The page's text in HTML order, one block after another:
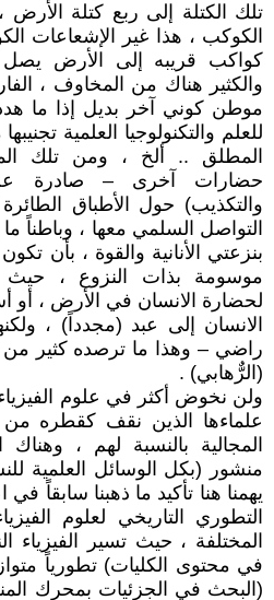
تلك الكتلة إلى ربع كتلة الأرض
الكوكب ، هذا غير الإشعاعات
كواكب قريبه إلى الأرض يصل
والكثير هناك من المخاوف ،
موطن كوني آخر بديل إذا ما
للعلم والتكنولوجيا العلمية
المطلق .. ألخ ، ومن تلك
حضارات آخرى – صادرة عن
والتكذيب) حول الأطباق
التواصل السلمي معها ، وباطناً
بنزعتي الأنانية والقوة ، بأن
موسومة بذات النزوع ، حيث
لحضارة الانسان في الأرض ، أو
الانسان إلى عبد (مجدداً) ،
راضي – وهذا ما ترصده كثير من
(الرٌّهابي) .
ولن نخوض أكثر في علوم الفيزياء
علماءها الذين نقف كقطره من
المجالية بالنسبة لهم ،
منشور (بكل الوسائل العلمية
يهمنا هنا تأكيد ما ذهبنا سابقاً في
التطوري التاريخي لعلوم
المختلفة ، حيث تسير الفيزياء
في محتوى الكليات) تطورياً
(البحث في الجزئيات بمحرك